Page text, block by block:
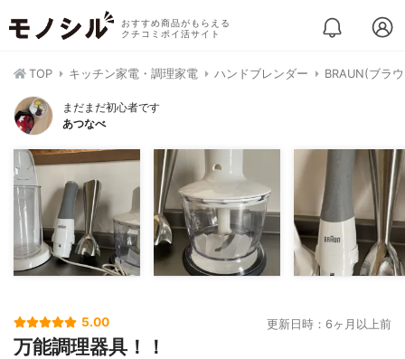
おすすめ商品がもらえる
クチコミポイ活サイト
TOP キッチン家電・調理家電 ハンドブレンダー BRAUN(ブラ
まだまだ初心者です
あつなべ
5.00 更新日時：6ヶ月以上前
万能調理器具！！